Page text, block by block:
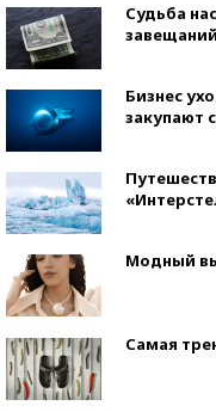
Судьба
завещаний
Бизнес
закупают
Модный
Самая